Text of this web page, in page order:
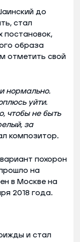
до
стал
постановок,
образа
отметить свой
нормально.
уйти.
чтобы не быть
за
композитор.
похорон
на
в Москве на
2018 года.
и стал